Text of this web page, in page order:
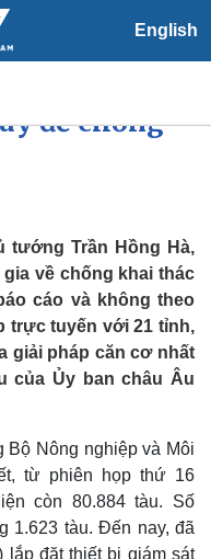
English
24h
báo thời tiết
dục
ấn VOV
làm
đảo
lý cảng cá
để chống
tướng Trần Hồng Hà,
về chống khai thác
cáo và không theo
trực tuyến với 21 tỉnh,
giải pháp căn cơ nhất
của Ủy ban châu Âu
Bộ Nông nghiệp và Môi
từ phiên họp thứ 16
còn 80.884 tàu. Số
1.623 tàu. Đến nay, đã
lắp đặt thiết bị giám sát